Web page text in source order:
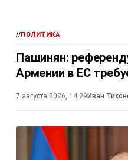
//ПОЛИТИКА
Пашинян:
Армении в ЕС
7 августа 2026, 14:29 Иван